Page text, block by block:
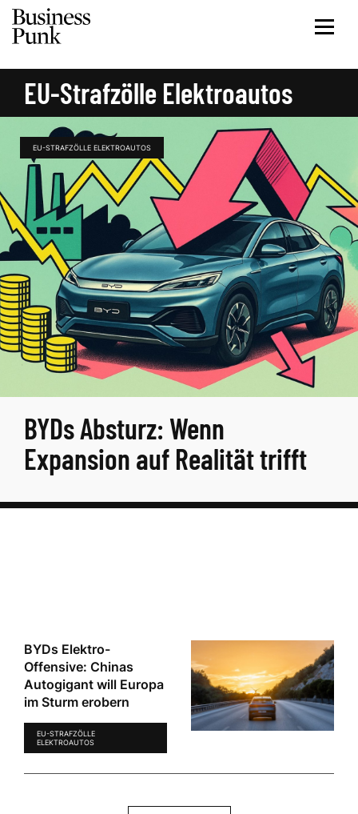
EU-Strafzölle Elektroautos
EU-STRAFZÖLLE ELEKTROAUTOS
BYDs Absturz: Wenn
Expansion auf Realität trifft
BYDs Elektro-
Offensive: Chinas
Autogigant will Europa
im Sturm erobern
EU-STRAFZÖLLE
ELEKTROAUTOS